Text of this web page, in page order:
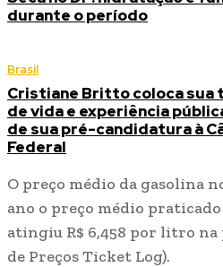
durante o período
Brasil
Cristiane Britto coloca sua
de vida e experiência
de sua pré-candidatura à
Federal
O preço médio da gasolina
ano o preço médio
atingiu R$ 6,458 por litro na
de Preços Ticket Log).